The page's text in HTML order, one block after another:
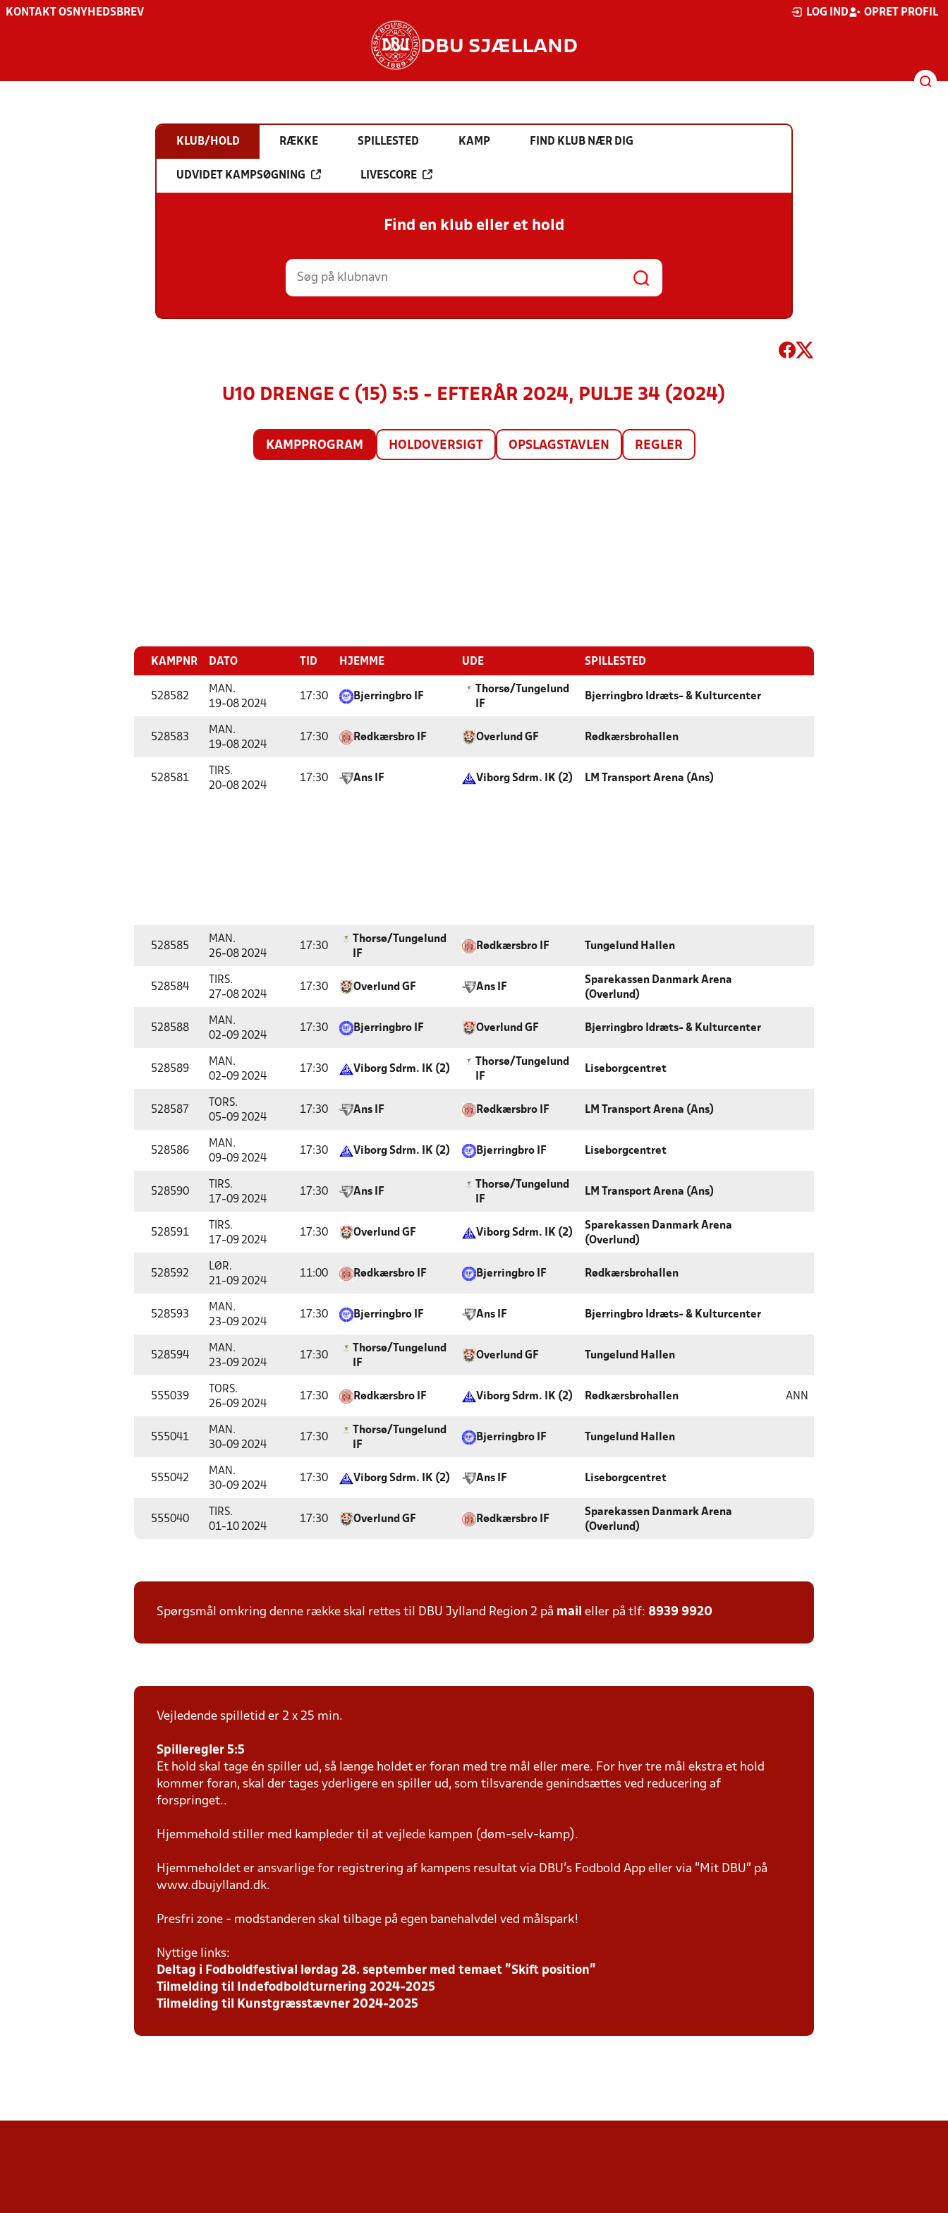
KONTAKT OS NYHEDSBREV LOG IND OPRET PROFIL
DBU SJÆLLAND
KLUB/HOLD RÆKKE SPILLESTED KAMP FIND KLUB NÆR DIG
UDVIDET KAMPSØGNING LIVESCORE
Find en klub eller et hold
U10 DRENGE C (15) 5:5 - EFTERÅR 2024, PULJE 34 (2024)
KAMPPROGRAM HOLDOVERSIGT OPSLAGSTAVLEN REGLER
KAMPNR DATO TID HJEMME UDE SPILLESTED
528582
MAN.
19-08 2024
17:30 Bjerringbro IF
Thorsø/Tungelund
IF
Bjerringbro Idræts- & Kulturcenter
528583
MAN.
19-08 2024
17:30 Rødkærsbro IF Overlund GF Rødkærsbrohallen
528581
TIRS.
20-08 2024
17:30 Ans IF Viborg Sdrm. IK (2) LM Transport Arena (Ans)
528585
MAN.
26-08 2024
17:30
Thorsø/Tungelund
IF
Rødkærsbro IF Tungelund Hallen
528584
TIRS.
27-08 2024
17:30 Overlund GF Ans IF
Sparekassen Danmark Arena
(Overlund)
528588
MAN.
02-09 2024
17:30 Bjerringbro IF Overlund GF Bjerringbro Idræts- & Kulturcenter
528589
MAN.
02-09 2024
17:30 Viborg Sdrm. IK (2)
Thorsø/Tungelund
IF
Liseborgcentret
528587
TORS.
05-09 2024
17:30 Ans IF Rødkærsbro IF LM Transport Arena (Ans)
528586
MAN.
09-09 2024
17:30 Viborg Sdrm. IK (2) Bjerringbro IF Liseborgcentret
528590
TIRS.
17-09 2024
17:30 Ans IF
Thorsø/Tungelund
IF
LM Transport Arena (Ans)
528591
TIRS.
17-09 2024
17:30 Overlund GF Viborg Sdrm. IK (2)
Sparekassen Danmark Arena
(Overlund)
528592
LØR.
21-09 2024
11:00 Rødkærsbro IF Bjerringbro IF Rødkærsbrohallen
528593
MAN.
23-09 2024
17:30 Bjerringbro IF Ans IF Bjerringbro Idræts- & Kulturcenter
528594
MAN.
23-09 2024
17:30
Thorsø/Tungelund
IF
Overlund GF Tungelund Hallen
555039
TORS.
26-09 2024
17:30 Rødkærsbro IF Viborg Sdrm. IK (2) Rødkærsbrohallen ANN
555041
MAN.
30-09 2024
17:30
Thorsø/Tungelund
IF
Bjerringbro IF Tungelund Hallen
555042
MAN.
30-09 2024
17:30 Viborg Sdrm. IK (2) Ans IF Liseborgcentret
555040
TIRS.
01-10 2024
17:30 Overlund GF Rødkærsbro IF
Sparekassen Danmark Arena
(Overlund)
Spørgsmål omkring denne række skal rettes til DBU Jylland Region 2 på mail eller på tlf: 8939 9920
Vejledende spilletid er 2 x 25 min.
Spilleregler 5:5
Et hold skal tage én spiller ud, så længe holdet er foran med tre mål eller mere. For hver tre mål ekstra et hold
kommer foran, skal der tages yderligere en spiller ud, som tilsvarende genindsættes ved reducering af
forspringet..
Hjemmehold stiller med kampleder til at vejlede kampen (døm-selv-kamp).
Hjemmeholdet er ansvarlige for registrering af kampens resultat via DBU’s Fodbold App eller via ”Mit DBU” på
www.dbujylland.dk.
Presfri zone - modstanderen skal tilbage på egen banehalvdel ved målspark!
Nyttige links:
Deltag i Fodboldfestival lørdag 28. september med temaet ”Skift position”
Tilmelding til Indefodboldturnering 2024-2025
Tilmelding til Kunstgræsstævner 2024-2025